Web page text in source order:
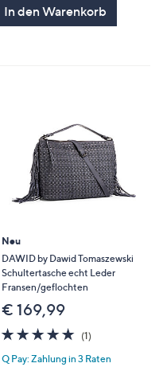
In den Warenkorb
Neu
DAWID by Dawid Tomaszewski
Schultertasche echt Leder
Fransen/geflochten
€ 169,99
5.0
von
5
(1)1
Q Pay: Zahlung in 3 Raten